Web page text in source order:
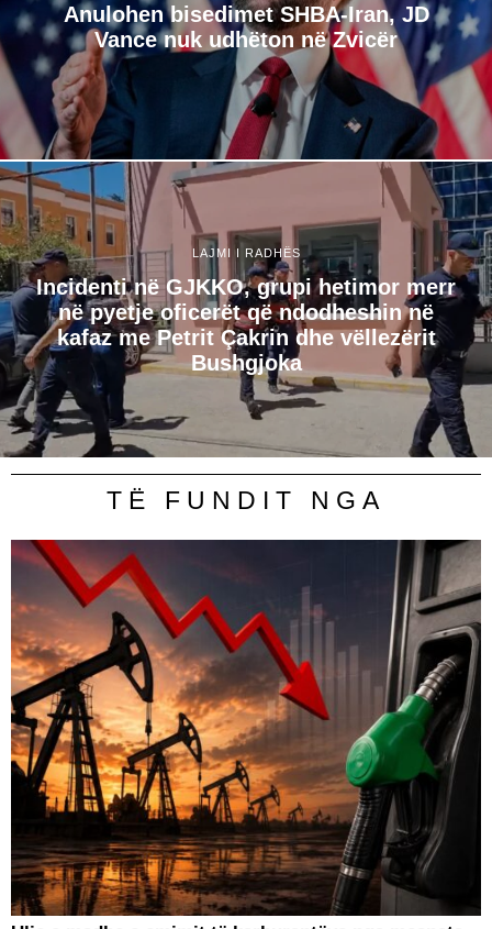
Anulohen bisedimet SHBA-Iran, JD
Vance nuk udhëton në Zvicër
LAJMI I RADHËS
Incidenti në GJKKO, grupi hetimor merr
në pyetje oficerët që ndodheshin në
kafaz me Petrit Çakrin dhe vëllezërit
Bushgjoka
TË FUNDIT NGA